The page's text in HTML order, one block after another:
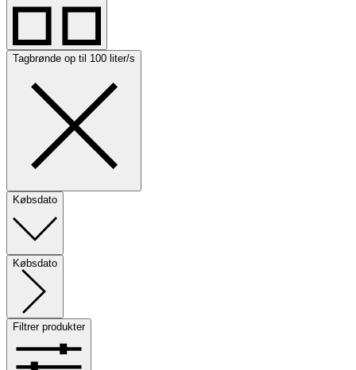
Tagbrønde op til 100 liter/s
Købsdato
Købsdato
Filtrer produkter